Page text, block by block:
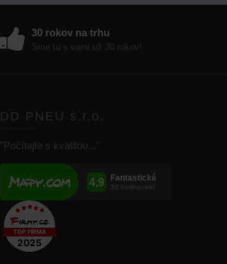
30 rokov na trhu
Sme tu s vami už 30 rokov!
DD PNEU s.r.o.
"Počítajte s kvalitou..."